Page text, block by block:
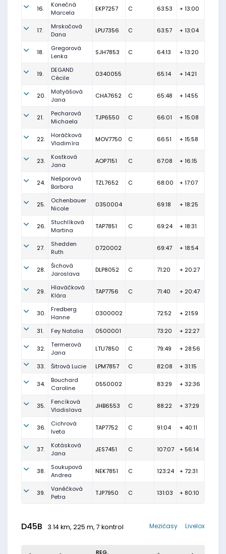
16.
Konečná
Marcela
EKP7257 C 63:53 + 13:00
17.
Mrskočová
Dana
LPU7356 C 63:57 + 13:04
18.
Gregorová
Lenka
SJH7853 C 64:13 + 13:20
19.
DEGAND
Cécile
0340055 65:14 + 14:21
20.
Matyášová
Jana
CHA7652 C 65:48 + 14:55
21.
Pecharová
Michaela
TJP6550 C 66:01 + 15:08
22.
Horáčková
Vladimíra
MOV7750 C 66:51 + 15:58
23.
Kostková
Jana
AOP7151 C 67:08 + 16:15
24.
Nešporová
Barbora
TZL7652 C 68:00 + 17:07
25.
Ochenbauer
Nicole
0350004 69:18 + 18:25
26.
Stuchlíková
Martina
TAP7851 C 69:24 + 18:31
27.
Shedden
Ruth
0720002 69:47 + 18:54
28.
Šichová
Jaroslava
DLP8052 C 71:20 + 20:27
29.
Hlaváčková
Klára
TAP7756 C 71:40 + 20:47
30.
Fredberg
Hanne
0300002 72:52 + 21:59
31. Fey Natalia 0500001 73:20 + 22:27
32.
Termerová
Jana
LTU7850 C 79:49 + 28:56
33. Šitrová Lucie LPM7857 C 82:08 + 31:15
34.
Bouchard
Caroline
0550002 83:29 + 32:36
35.
Fencíková
Vladislava
JHB6553 C 88:22 + 37:29
36.
Cichrová
Iveta
TAP7752 C 91:04 + 40:11
37.
Kotásková
Jana
JES7451 C 107:07 + 56:14
38.
Soukupová
Andrea
NEK7851 C 123:24 + 72:31
39.
Vaněčková
Petra
TJP7950 C 131:03 + 80:10
D45B 3.14 km, 225 m, 7 kontrol Livelox
Mezičasy
REG.